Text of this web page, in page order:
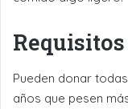
Pueden donar
años que pesen